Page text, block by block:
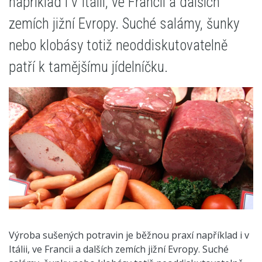
zemích jižní Evropy. Suché salámy, šunky
nebo klobásy totiž neoddiskutovatelně
patří k tamějšímu jídelníčku.
Výroba sušených potravin je běžnou praxí například i v
Itálii, ve Francii a dalších zemích jižní Evropy. Suché